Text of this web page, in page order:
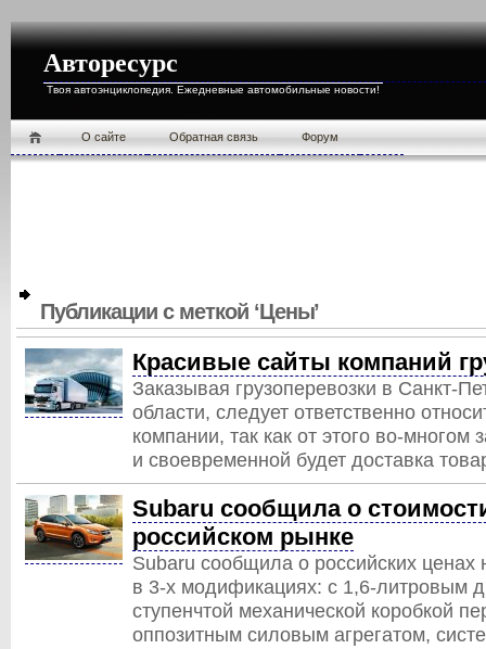
Авторесурс
Твоя автоэнциклопедия. Ежедневные автомобильные новости!
О cайте Обратная связь Форум
Публикации с меткой ‘Цены’
Красивые сайты компаний
Заказывая грузоперевозки в Санкт-
области, следует ответственно
компании, так как от этого во-многом
и своевременной будет доставка
Subaru сообщила о
российском рынке
Subaru сообщила о российских ценах
в 3-х модификациях: с 1,6-литровым
ступенчтой механической коробкой
оппозитным силовым агрегатом,